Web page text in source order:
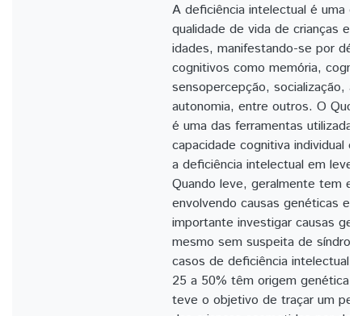
A deficiência intelectual é uma
qualidade de vida de crianças e
idades, manifestando-se por
cognitivos como memória,
sensopercepção, socialização,
autonomia, entre outros. O
é uma das ferramentas
capacidade cognitiva individual
a deficiência intelectual em
Quando leve, geralmente tem
envolvendo causas genéticas e
importante investigar causas
mesmo sem suspeita de
casos de deficiência intelectual
25 a 50% têm origem genética.
teve o objetivo de traçar um